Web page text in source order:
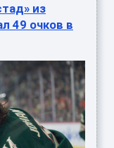
из
49 очков в